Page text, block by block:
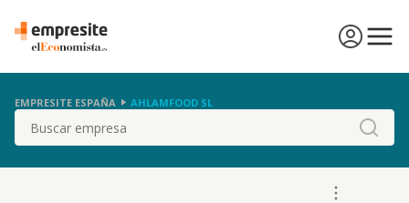
EMPRESITE ESPAÑA AHLAMFOOD SL
Buscar